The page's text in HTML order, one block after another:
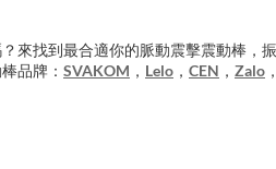
來找到最合適你的脈動震擊震動棒
品牌： SVAKOM ， Lelo ， CEN ， Zalo